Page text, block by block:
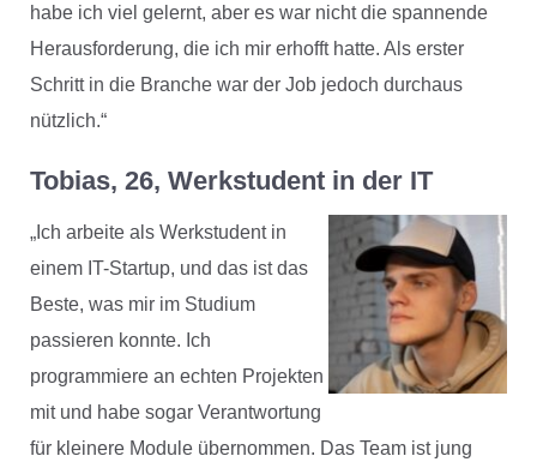
habe ich viel gelernt, aber es war nicht die spannende
Herausforderung, die ich mir erhofft hatte. Als erster
Schritt in die Branche war der Job jedoch durchaus
nützlich.“
Tobias, 26, Werkstudent in der IT
„Ich arbeite als Werkstudent in
einem IT-Startup, und das ist das
Beste, was mir im Studium
passieren konnte. Ich
programmiere an echten Projekten
mit und habe sogar Verantwortung
für kleinere Module übernommen. Das Team ist jung